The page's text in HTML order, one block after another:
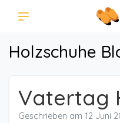
Holzschuhe
Vatertag
Geschrieben am 12 Juni